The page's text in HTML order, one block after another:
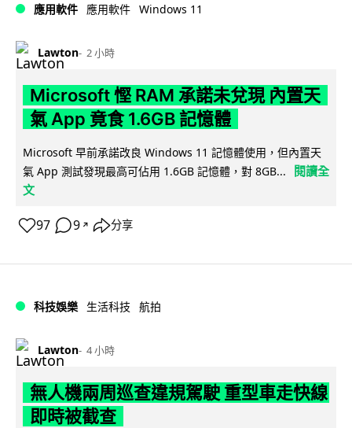
應用軟件 應用軟件 Windows 11
Lawton 2 小時
Microsoft 慳 RAM 承諾未兌現 內置天
氣 App 竟食 1.6GB 記憶體
Microsoft 早前承諾改良 Windows 11 記憶體使用，但內置天
氣 App 測試發現最高可佔用 1.6GB 記憶體，對 8GB...
閱讀全
文
97 9 ↗ 分享
科技娛樂 生活科技 航拍
Lawton 4 小時
無人機兩周巡查違規駕駛 重型車走快線
即時被截查